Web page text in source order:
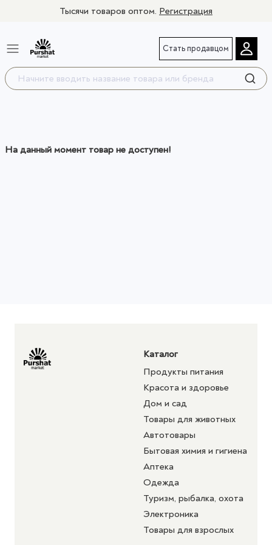
Тысячи товаров оптом. Регистрация
Стать продавцом
На данный момент товар не доступен!
Каталог
Продукты питания
Красота и здоровье
Дом и сад
Товары для животных
Автотовары
Бытовая химия и гигиена
Аптека
Одежда
Туризм, рыбалка, охота
Электроника
Товары для взрослых